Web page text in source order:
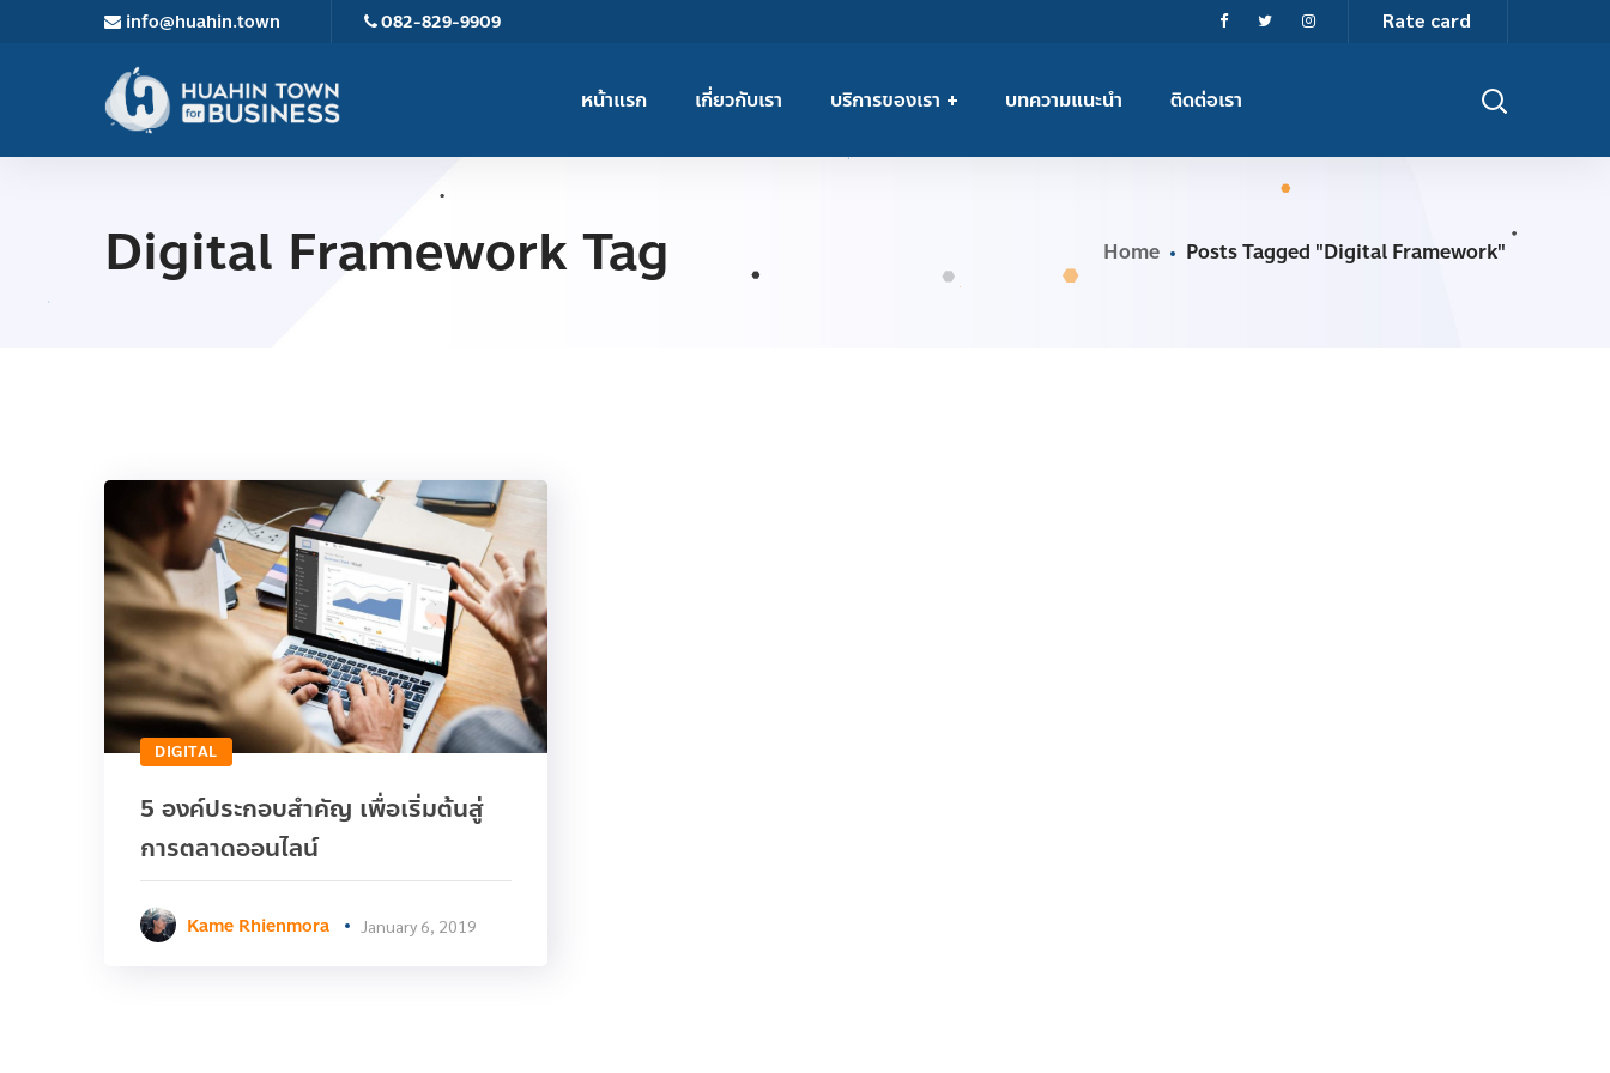
info@huahin.town 082-829-9909 Rate card
หน้าแรก เกี่ยวกับเรา บริการของเรา บทความแนะนำ ติดต่อเรา
Digital Framework Tag Home Posts Tagged "Digital Framework"
DIGITAL
5 องค์ประกอบสำคัญ เพื่อเริ่มต้นสู่
การตลาดออนไลน์
Kame Rhienmora January 6, 2019